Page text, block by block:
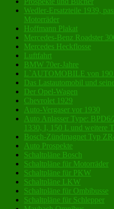
Wedler-Ersatzteile 1939,
Motorräder
Hoffmann Plakat
Mercedes-Benz Roadster
Mercedes Heckflosse
Luftfahrt
BMW 70er-Jahre
L`AUTOMOBILE von
Das Lastautomobil und
Der Opel-Wagen
Chevrolet 1929
Auto-Vergaser vor 1930
Auto Anlasser Type:
1330, I, 150 L und weitere
Bosch-Zündmagnet Typ
Auto Prospekte
Schaltpläne Bosch
Schaltpläne für Motorräder
Schaltpläne für PKW
Schaltpläne LKW
Schaltpläne für Ombibusse
Schaltpläne für Schlepper